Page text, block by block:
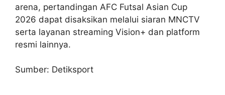
arena, pertandingan AFC Futsal Asian Cup
2026 dapat disaksikan melalui siaran MNCTV
serta layanan streaming Vision+ dan platform
resmi lainnya.
Sumber: Detiksport